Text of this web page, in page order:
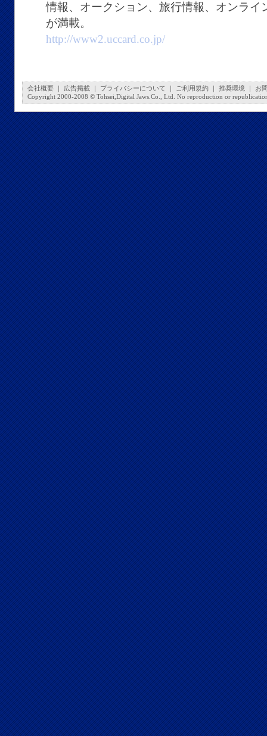
情報、オークション、旅行情報、オンライ
が満載。
http://www2.uccard.co.jp/
会社概要 広告掲載 プライバシーについて ご利用規約 推奨環境
お
Copyright 2000-2008 © Tohsei,Digital Jaws.Co., Ltd. No reproduction or